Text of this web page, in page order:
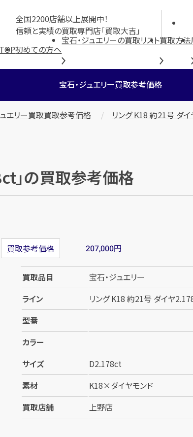
全国2200店舗以上展開中！
信頼と実績の買取専門店「買取大吉」
初めての方へ
宝石・ジュエリーの買取リスト買取方法
宝石・ジュエリー買取参考価格
エリー買取買取参考価格 リング K18 約21号 ダ
」の買取参考価格
買取参考価格 207,000円
買取品目
宝石・ジュエリー
ライン
リング K18 約21号 ダイヤ
型番
カラー
サイズ
D2.178ct
素材
K18×ダイヤモンド
買取店舗
上野店